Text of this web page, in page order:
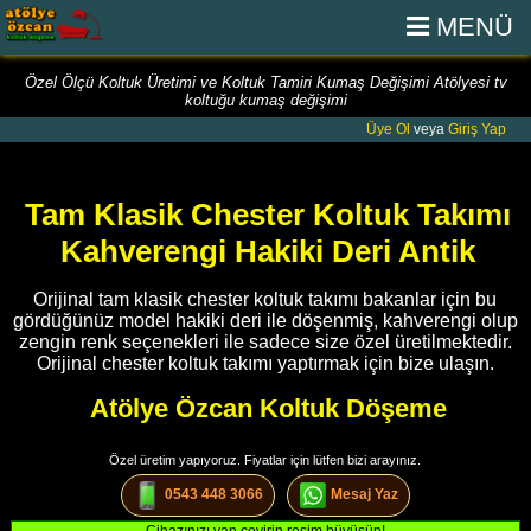
MENÜ
Özel Ölçü Koltuk Üretimi ve Koltuk Tamiri Kumaş Değişimi Atölyesi tv
koltuğu kumaş değişimi
Üye Ol veya Giriş Yap
Tam Klasik Chester Koltuk Takımı
Kahverengi Hakiki Deri Antik
Orijinal tam klasik chester koltuk takımı bakanlar için bu
gördüğünüz model hakiki deri ile döşenmiş, kahverengi olup
zengin renk seçenekleri ile sadece size özel üretilmektedir.
Orijinal chester koltuk takımı yaptırmak için bize ulaşın.
Atölye Özcan Koltuk Döşeme
Özel üretim yapıyoruz. Fiyatlar için lütfen bizi arayınız.
0543 448 3066 Mesaj Yaz